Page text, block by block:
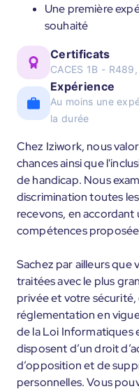
Une première
souhaité
Certificats
CACES 1B -
Expérience
Au moins une
la durée
Chez Iziwork, nous
chances ainsi que
de handicap. Nous
discrimination toutes
recevons, en
compétences
Sachez par ailleurs que
traitées avec le plus
privée et votre
réglementation en
de la Loi Informatiques
disposent d’un droit
d’opposition et de
personnelles. Vous